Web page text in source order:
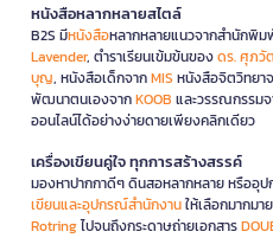
หนังสือหลากหลายสไตล์
B2S มีหนังสือหลากหลายแนวจากสำนักพิม
Lavender, ตำราเรียนเข้มข้นของดร. ศุภ
บุญ, หนังสือเด็กจากMIS หนังสือจิตวิทยา
พัฒนาตนเองจากKOOB และวรรณกรรม
ออนไลน์ได้อย่างง่ายดายเพียงคลิกเดียว
เครื่องเขียนคู่ใจ ทุกการสร้างสรรค์
มองหาปากกาดีๆ ดินสอหลากหลาย หรืออุ
เขียนและอุปกรณ์สำนักงานให้เลือกมากม
Rotringไปจนถึงกระดาษถ่ายเอกสาร